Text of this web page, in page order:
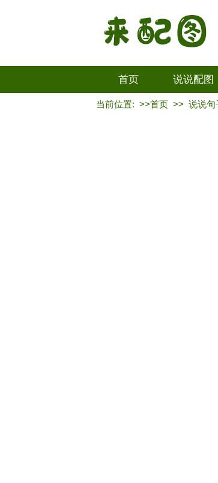
首页 说说配图
当前位置: >>首页 >> 说说句